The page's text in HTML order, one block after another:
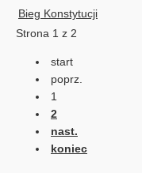
Bieg Konstytucji
Strona 1 z 2
start
poprz.
1
2
nast.
koniec